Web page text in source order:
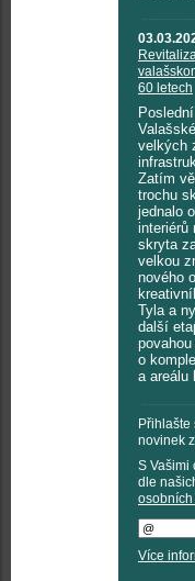
60 letech
velkých
Zatím
trochu
jednalo
interiérů
skryta
velkou
nového
Tyla a
další
o
a areálu
Přihlašte
novinek
S Vašimi
dle
Více